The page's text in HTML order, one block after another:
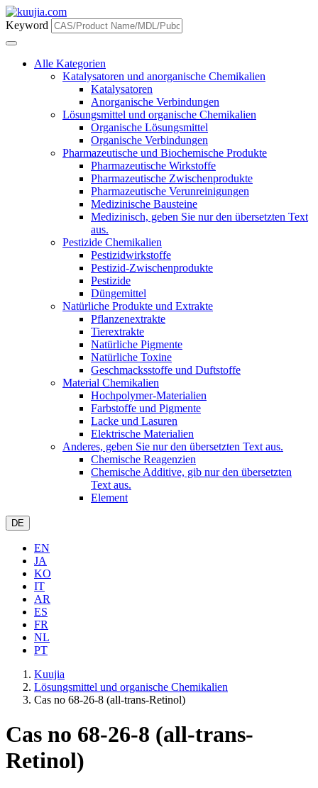
Keyword
Alle Kategorien
Katalysatoren und anorganische Chemikalien
Katalysatoren
Anorganische Verbindungen
Lösungsmittel und organische Chemikalien
Organische Lösungsmittel
Organische Verbindungen
Pharmazeutische und Biochemische Produkte
Pharmazeutische Wirkstoffe
Pharmazeutische Zwischenprodukte
Pharmazeutische Verunreinigungen
Medizinische Bausteine
Medizinisch, geben Sie nur den übersetzten Text
aus.
Pestizide Chemikalien
Pestizidwirkstoffe
Pestizid-Zwischenprodukte
Pestizide
Düngemittel
Natürliche Produkte und Extrakte
Pflanzenextrakte
Tierextrakte
Natürliche Pigmente
Natürliche Toxine
Geschmacksstoffe und Duftstoffe
Material Chemikalien
Hochpolymer-Materialien
Farbstoffe und Pigmente
Lacke und Lasuren
Elektrische Materialien
Anderes, geben Sie nur den übersetzten Text aus.
Chemische Reagenzien
Chemische Additive, gib nur den übersetzten
Text aus.
Element
DE
EN
JA
KO
IT
AR
ES
FR
NL
PT
Kuujia
Lösungsmittel und organische Chemikalien
Cas no 68-26-8 (all-trans-Retinol)
Cas no 68-26-8 (all-trans-
Retinol)